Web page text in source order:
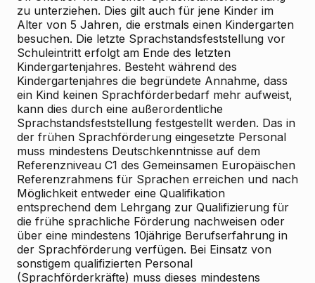
zu unterziehen. Dies gilt auch für jene Kinder im
Alter von 5 Jahren, die erstmals einen Kindergarten
besuchen. Die letzte Sprachstandsfeststellung vor
Schuleintritt erfolgt am Ende des letzten
Kindergartenjahres. Besteht während des
Kindergartenjahres die begründete Annahme, dass
ein Kind keinen Sprachförderbedarf mehr aufweist,
kann dies durch eine außerordentliche
Sprachstandsfeststellung festgestellt werden. Das in
der frühen Sprachförderung eingesetzte Personal
muss mindestens Deutschkenntnisse auf dem
Referenzniveau C1 des Gemeinsamen Europäischen
Referenzrahmens für Sprachen erreichen und nach
Möglichkeit entweder eine Qualifikation
entsprechend dem Lehrgang zur Qualifizierung für
die frühe sprachliche Förderung nachweisen oder
über eine mindestens 10jährige Berufserfahrung in
der Sprachförderung verfügen. Bei Einsatz von
sonstigem qualifizierten Personal
(Sprachförderkräfte) muss dieses mindestens